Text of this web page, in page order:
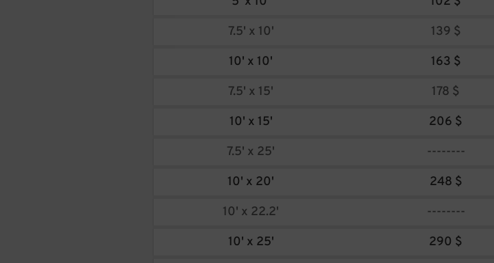
7.5' x 10'
139 $
10' x 10'
163 $
7.5' x 15'
178 $
10' x 15'
206 $
7.5' x 25'
--------
10' x 20'
248 $
10' x 22.2'
--------
10' x 25'
290 $